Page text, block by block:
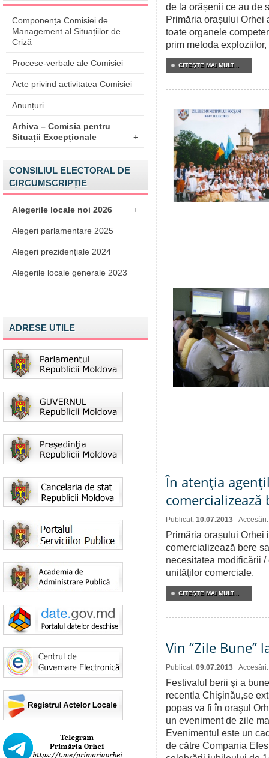
Componența Comisiei de
Management al Situațiilor de
Criză
Procese-verbale ale Comisiei
Acte privind activitatea Comisiei
Anunțuri
Arhiva – Comisia pentru
Situații Excepționale
+
CONSILIUL ELECTORAL DE
CIRCUMSCRIPȚIE
Alegerile locale noi 2026 +
Alegeri parlamentare 2025
Alegeri prezidențiale 2024
Alegerile locale generale 2023
ADRESE UTILE
de la orășenii ce au de
Primăria orașului Orhei
toate organele
prim metoda
CITEŞTE MAI MULT...
În atenţia
comercializează
Publicat: 10.07.2013
Primăria orașului Orhei
comercializează bere
necesitatea modificării
unităţilor comerciale.
CITEŞTE MAI MULT...
Vin “Zile Bune”
Publicat: 09.07.2013
Festivalul berii şi a
recentla Chişinău,se
popas va fi în oraşul
un eveniment de zile
Evenimentul este un
de către Compania